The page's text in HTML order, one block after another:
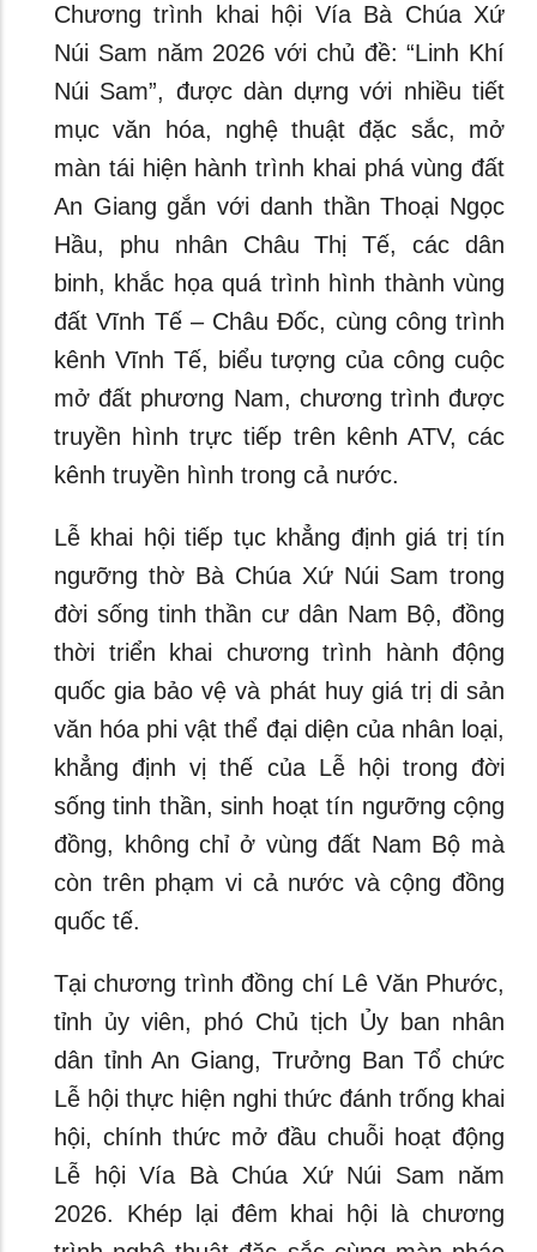
Chương trình khai hội Vía Bà Chúa Xứ
Núi Sam năm 2026 với chủ đề: “Linh Khí
Núi Sam”, được dàn dựng với nhiều tiết
mục văn hóa, nghệ thuật đặc sắc, mở
màn tái hiện hành trình khai phá vùng đất
An Giang gắn với danh thần Thoại Ngọc
Hầu, phu nhân Châu Thị Tế, các dân
binh, khắc họa quá trình hình thành vùng
đất Vĩnh Tế – Châu Đốc, cùng công trình
kênh Vĩnh Tế, biểu tượng của công cuộc
mở đất phương Nam, chương trình được
truyền hình trực tiếp trên kênh ATV, các
kênh truyền hình trong cả nước.
Lễ khai hội tiếp tục khẳng định giá trị tín
ngưỡng thờ Bà Chúa Xứ Núi Sam trong
đời sống tinh thần cư dân Nam Bộ, đồng
thời triển khai chương trình hành động
quốc gia bảo vệ và phát huy giá trị di sản
văn hóa phi vật thể đại diện của nhân loại,
khẳng định vị thế của Lễ hội trong đời
sống tinh thần, sinh hoạt tín ngưỡng cộng
đồng, không chỉ ở vùng đất Nam Bộ mà
còn trên phạm vi cả nước và cộng đồng
quốc tế.
Tại chương trình đồng chí Lê Văn Phước,
tỉnh ủy viên, phó Chủ tịch Ủy ban nhân
dân tỉnh An Giang, Trưởng Ban Tổ chức
Lễ hội thực hiện nghi thức đánh trống khai
hội, chính thức mở đầu chuỗi hoạt động
Lễ hội Vía Bà Chúa Xứ Núi Sam năm
2026. Khép lại đêm khai hội là chương